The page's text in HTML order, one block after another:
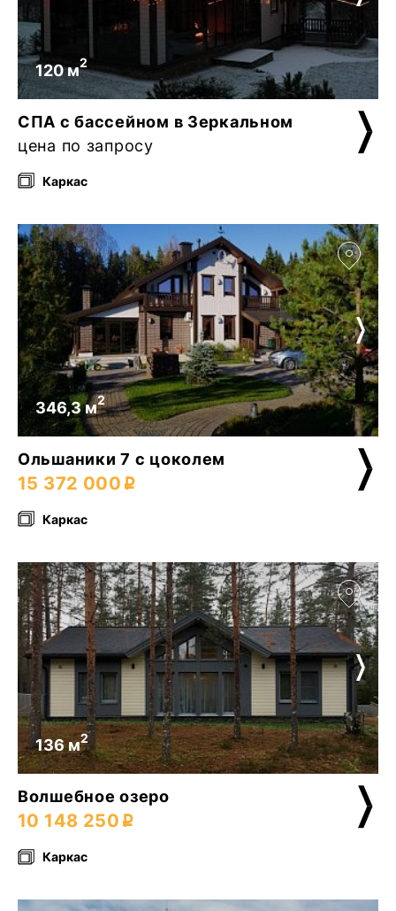
120 м2
СПА с бассейном в Зеркальном
цена по запросу
Каркас
346,3 м2
Ольшаники 7 с цоколем
15 372 000
Каркас
136 м2
Волшебное озеро
10 148 250
Каркас